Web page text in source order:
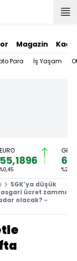
Magazin
Para İş Yaşam
EURO
55,1896
%0,45 %2,59
SGK’ya düşük
ücret zammı
olacak? -